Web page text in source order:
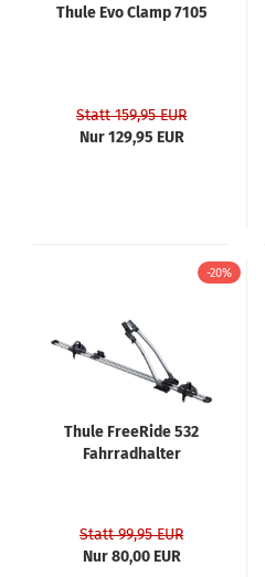
Thule Evo Clamp 7105
Statt 159,95 EUR
Nur 129,95 EUR
-20%
Thule FreeRide 532
Fahrradhalter
Statt 99,95 EUR
Nur 80,00 EUR